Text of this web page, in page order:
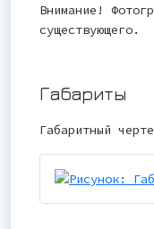
Внимание!
существующего.
Габариты
Габаритный